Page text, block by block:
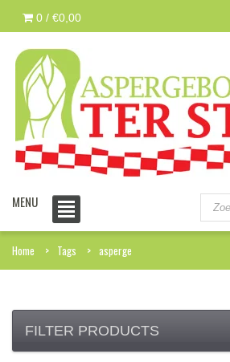
0 / €0,00
MENU
Home Tags asperge
FILTER PRODUCTS